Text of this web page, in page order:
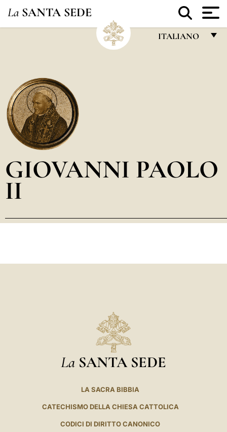
La SANTA SEDE
ITALIANO
POLSKI
GIOVANNI PAOLO
II
La SANTA SEDE
LA SACRA BIBBIA
CATECHISMO DELLA CHIESA CATTOLICA
CODICI DI DIRITTO CANONICO